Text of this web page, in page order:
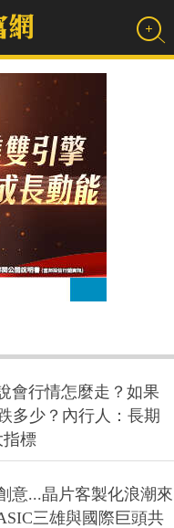
會行情怎麼走？如果
多少？內行人：長期
指標
意...晶片客製化浪潮來
三雄與國際巨頭共